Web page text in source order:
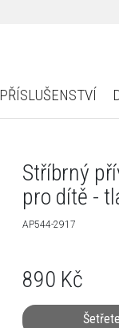
PŘÍSLUŠENSTVÍ
Stříbrný
pro dítě -
AP544-2917
890 Kč